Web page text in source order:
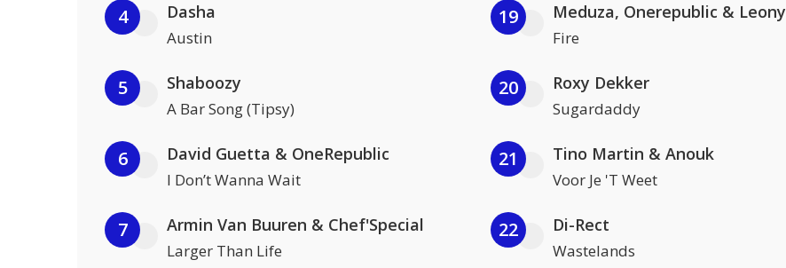
4 Dasha
Austin
5 Shaboozy
A Bar Song (Tipsy)
6 David Guetta & OneRepublic
I Don’t Wanna Wait
7 Armin Van Buuren & Chef'Special
Larger Than Life
19 Meduza, Onerepublic & Leony
Fire
20 Roxy Dekker
Sugardaddy
21 Tino Martin & Anouk
Voor Je 'T Weet
22 Di-Rect
Wastelands